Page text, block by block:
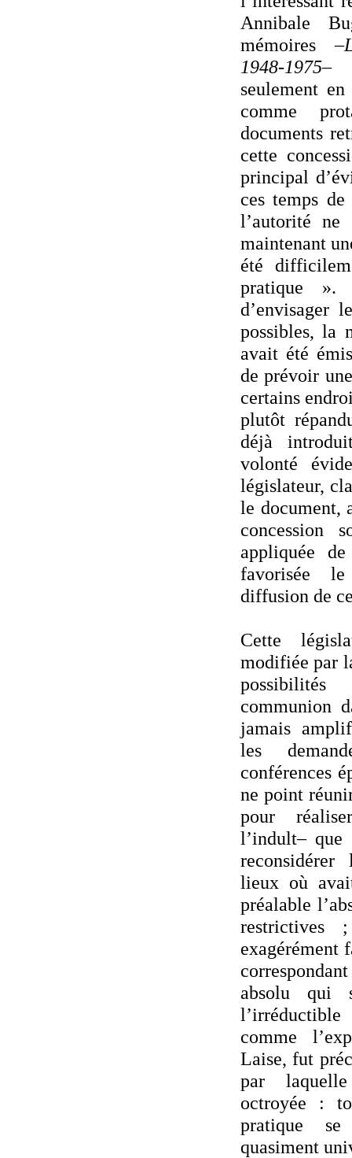
Annibale
mémoires
1948-1975–
seulement
comme
documents
cette
principal
ces temps
l’autorité ne
maintenant
été
pratique
d’envisager
possibles, la
avait été
de prévoir
certains
plutôt
déjà
volonté
législateur,
le document,
concession
appliquée
favorisée
diffusion de
Cette
modifiée par
communion
jamais
les
conférences
ne point
pour
l’indult– que
lieux où
préalable
restrictives
exagérément
absolu qui
comme
Laise, fut
par
octroyée :
pratique
quasiment